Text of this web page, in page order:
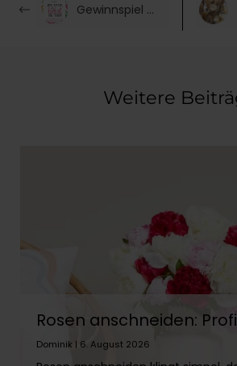
Gewinnspiel mit Luisa Gaffga
Weitere
Rosen anschneiden:
lange Frische
Dominik | 6. August 2026